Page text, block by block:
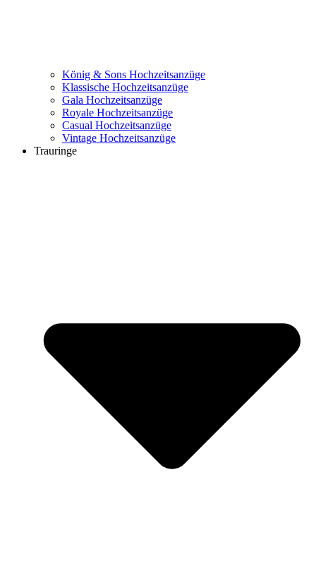
König & Sons Hochzeitsanzüge
Klassische Hochzeitsanzüge
Gala Hochzeitsanzüge
Royale Hochzeitsanzüge
Casual Hochzeitsanzüge
Vintage Hochzeitsanzüge
Trauringe